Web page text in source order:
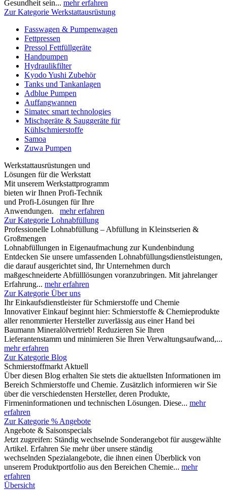
Gesundheit sein... mehr erfahren
Zur Kategorie Werkstattausrüstung
Fasswagen & Pumpenwagen
Fettpressen
Pressol Fettfüllgeräte
Handpumpen
Hydraulikfilter
Kyodo Yushi Zubehör
Tanks und Tankanlagen
Adblue Pumpen
Auffangwannen
Simatec smart technologies
Mischgeräte & Sauggeräte für
Kühlschmierstoffe
Samoa
Zuwa Pumpen
Werkstattausrüstungen und
Lösungen für die Werkstatt
Mit unserem Werkstattprogramm
bieten wir Ihnen Profi-Technik
und Profi-Lösungen für Ihre
Anwendungen. mehr erfahren
Zur Kategorie Lohnabfüllung
Professionelle Lohnabfüllung – Abfüllung in Kleinstserien &
Großmengen
Lohnabfüllungen in Eigenaufmachung zur Kundenbindung
Entdecken Sie unsere umfassenden Lohnabfüllungsdienstleistungen,
die darauf ausgerichtet sind, Ihr Unternehmen durch
maßgeschneiderte Abfülllösungen voranzubringen. Mit jahrelanger
Erfahrung... mehr erfahren
Zur Kategorie Über uns
Ihr Einkaufsdienstleister für Schmierstoffe und Chemie
Innovativer Einkauf beginnt hier: Schmierstoffe & Chemieprodukte
aller renommierter Hersteller zuverlässig aus einer Hand bei
Baumann Mineralölvertrieb! Reduzieren Sie Ihren
Lieferantenstamm und minimieren Sie Ihren Verwaltungsaufwand,...
mehr erfahren
Zur Kategorie Blog
Schmierstoffmarkt Aktuell
Über diesen Blog erhalten Sie stets die aktuellsten Informationen im
Bereich Schmierstoffe und Chemie. Zusätzlich informieren wir Sie
über die verschiedensten Hersteller, deren Produkte,
Firmeninformationen und technischen Lösungen. Diese... mehr
erfahren
Zur Kategorie % Angebote
Angebote & Saisonspecials
Jetzt zugreifen: Ständig wechselnde Sonderangebot für ausgewählte
Artikel. Erfahren Sie mehr über unsere ständig
wechselnden Spezialangebote, die ihnen einen Überblick von
unserem Produktportfolio aus den Bereichen Chemie... mehr
erfahren
Übersicht